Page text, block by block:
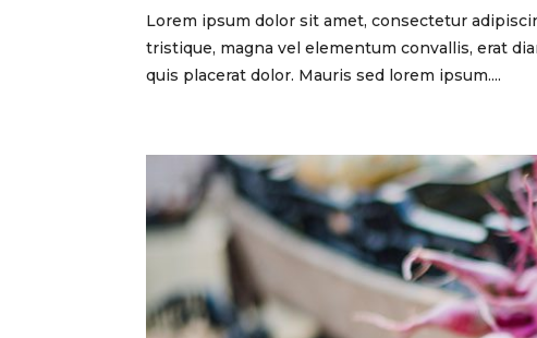
Lorem ipsum dolor sit amet, consectetur
tristique, magna vel elementum convallis, erat
quis placerat dolor. Mauris sed lorem ipsum....